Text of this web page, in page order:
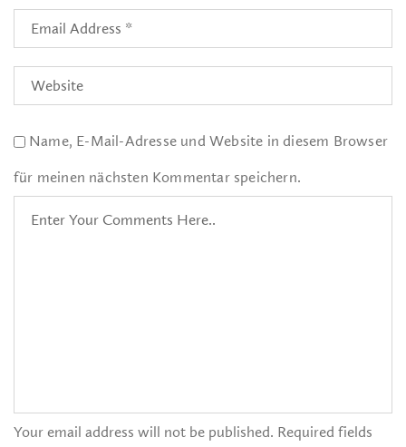
Name, E-Mail-Adresse und Website in diesem Browser
für meinen nächsten Kommentar speichern.
Your email address will not be published. Required fields